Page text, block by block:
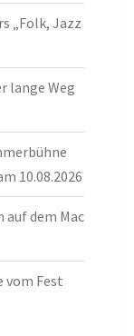
„Folk, Jazz
lange Weg
10.08.2026
auf dem Mac
vom Fest